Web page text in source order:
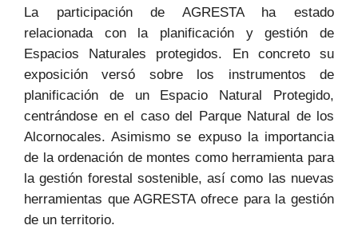
La participación de AGRESTA ha estado
relacionada con la planificación y gestión de
Espacios Naturales protegidos. En concreto su
exposición versó sobre los instrumentos de
planificación de un Espacio Natural Protegido,
centrándose en el caso del Parque Natural de los
Alcornocales. Asimismo se expuso la importancia
de la ordenación de montes como herramienta para
la gestión forestal sostenible, así como las nuevas
herramientas que AGRESTA ofrece para la gestión
de un territorio.